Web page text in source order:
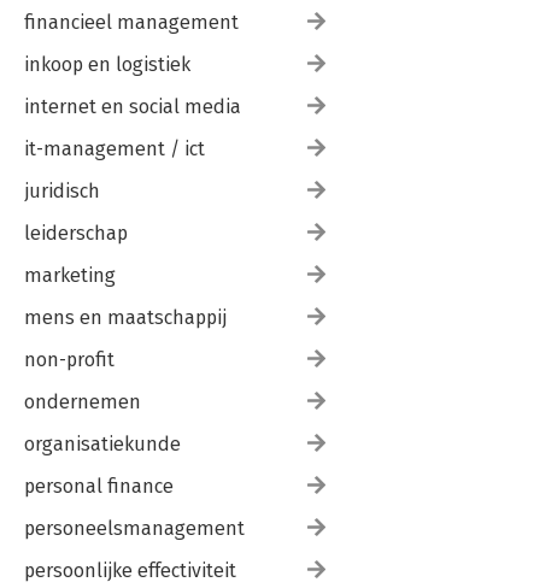
financieel management
inkoop en logistiek
internet en social media
it-management / ict
juridisch
leiderschap
marketing
mens en maatschappij
non-profit
ondernemen
organisatiekunde
personal finance
personeelsmanagement
persoonlijke effectiviteit